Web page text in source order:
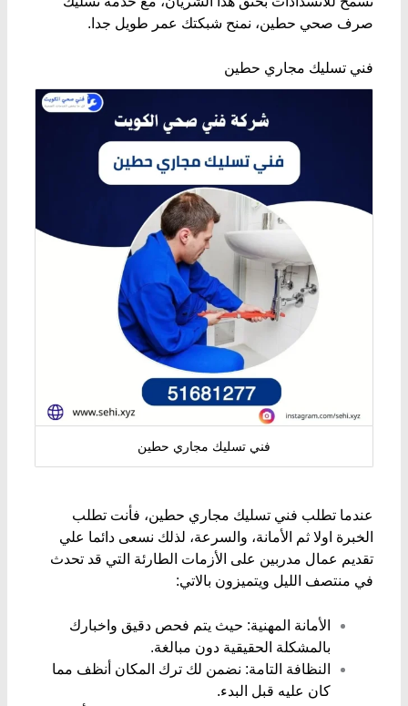
صرف صحي حطين، نمنح شبكتك عمر طويل جدا.
فني تسليك مجاري حطين
فني تسليك مجاري حطين
​عندما تطلب فني تسليك مجاري حطين، فأنت تطلب
الخبرة اولا ثم الأمانة، والسرعة، لذلك نسعى دائما علي
تقديم عمال مدربين على الأزمات الطارئة التي قد تحدث
في منتصف الليل ويتميزون بالاتي:
​الأمانة المهنية: حيث يتم فحص دقيق واخبارك
بالمشكلة الحقيقية دون مبالغة.
​النظافة التامة: نضمن لك ترك المكان أنظف مما
كان عليه قبل البدء.